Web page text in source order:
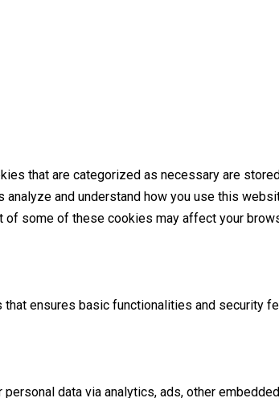
that are categorized as necessary are
and understand how you use this
some of these cookies may affect your
ensures basic functionalities and security
data via analytics, ads, other